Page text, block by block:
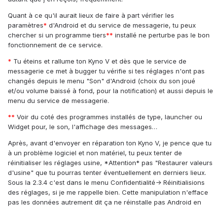
Quant à ce qu'il aurait lieux de faire à part vérifier les
paramètres* d'Android et du service de messagerie, tu peux
chercher si un programme tiers** installé ne perturbe pas le bon
fonctionnement de ce service.
* Tu éteins et rallume ton Kyno V et dès que le service de
messagerie ce met à bugger tu vérifie si tes réglages n'ont pas
changés depuis le menu "Son" d'Android (choix du son joué
et/ou volume baissé à fond, pour la notification) et aussi depuis le
menu du service de messagerie.
** Voir du coté des programmes installés de type, launcher ou
Widget pour, le son, l'affichage des messages…
Après, avant d'envoyer en réparation ton Kyno V, je pence que tu
à un problème logiciel et non matériel, tu peux tenter de
réinitialiser les réglages usine, *Attention* pas "Restaurer valeurs
d'usine" que tu pourras tenter éventuellement en derniers lieux.
Sous la 2.3.4 c'est dans le menu Confidentialité-> Réinitialisions
des réglages, si je me rappelle bien. Cette manipulation n'efface
pas les données autrement dit ça ne réinstalle pas Android en